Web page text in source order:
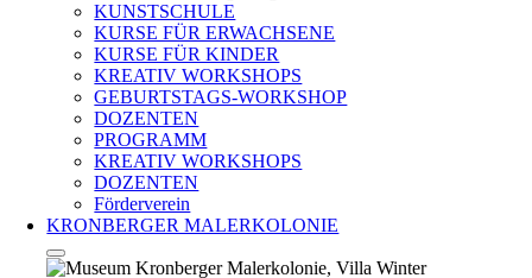
KUNSTSCHULE
KURSE FÜR ERWACHSENE
KURSE FÜR KINDER
KREATIV WORKSHOPS
GEBURTSTAGS-WORKSHOP
DOZENTEN
PROGRAMM
KREATIV WORKSHOPS
DOZENTEN
Förderverein
KRONBERGER MALERKOLONIE